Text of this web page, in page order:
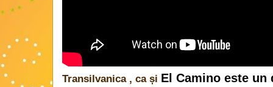
Transilvanica , ca și El Camino este